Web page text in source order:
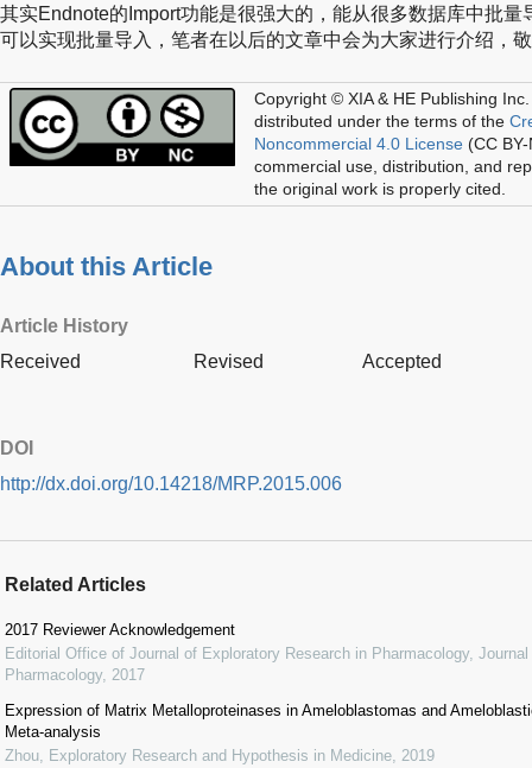
其实Endnote的Import功能是很强大的，能从很多数据库中批
可以实现批量导入，笔者在以后的文章中会为大家进行介绍，
Copyright © XIA & HE Publishing Inc.
distributed under the terms of the
Noncommercial 4.0 License (CC
commercial use, distribution, and
the original work is properly cited.
About this Article
Article History
Received
Revised Accepted
DOI
http://dx.doi.org/10.14218/MRP.2015.006
Related Articles
2017 Reviewer Acknowledgement
Editorial Office of Journal of Exploratory Research in Pharmacology,
Pharmacology, 2017
Expression of Matrix Metalloproteinases in Ameloblastomas and
Meta-analysis
Zhou Exploratory Research and Hypothesis in Medicine 2019